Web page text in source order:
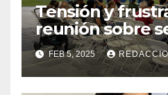
Tensión y
reunión sobre
Reparto
FEB 5, 2025